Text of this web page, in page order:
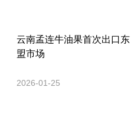
云南孟连牛油果首次出口东
盟市场
2026-01-25